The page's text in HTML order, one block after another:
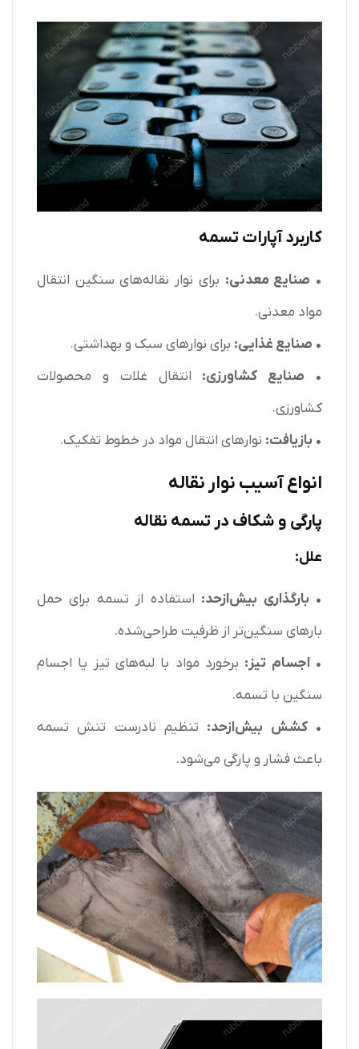
کاربرد آپارات تسمه
• صنایع معدنی: برای نوار نقاله‌های سنگین انتقال
مواد معدنی.
• صنایع غذایی: برای نوارهای سبک و بهداشتی.
• صنایع کشاورزی: انتقال غلات و محصولات
کشاورزی.
• بازیافت: نوارهای انتقال مواد در خطوط تفکیک.
انواع آسیب نوار نقاله
پارگی و شکاف در تسمه نقاله
علل:
• بارگذاری بیش‌ازحد: استفاده از تسمه برای حمل
بارهای سنگین‌تر از ظرفیت طراحی‌شده.
• اجسام تیز: برخورد مواد با لبه‌های تیز یا اجسام
سنگین با تسمه.
• کشش بیش‌ازحد: تنظیم نادرست تنش تسمه
باعث فشار و پارگی می‌شود.